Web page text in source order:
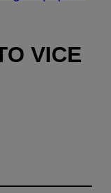
VICE